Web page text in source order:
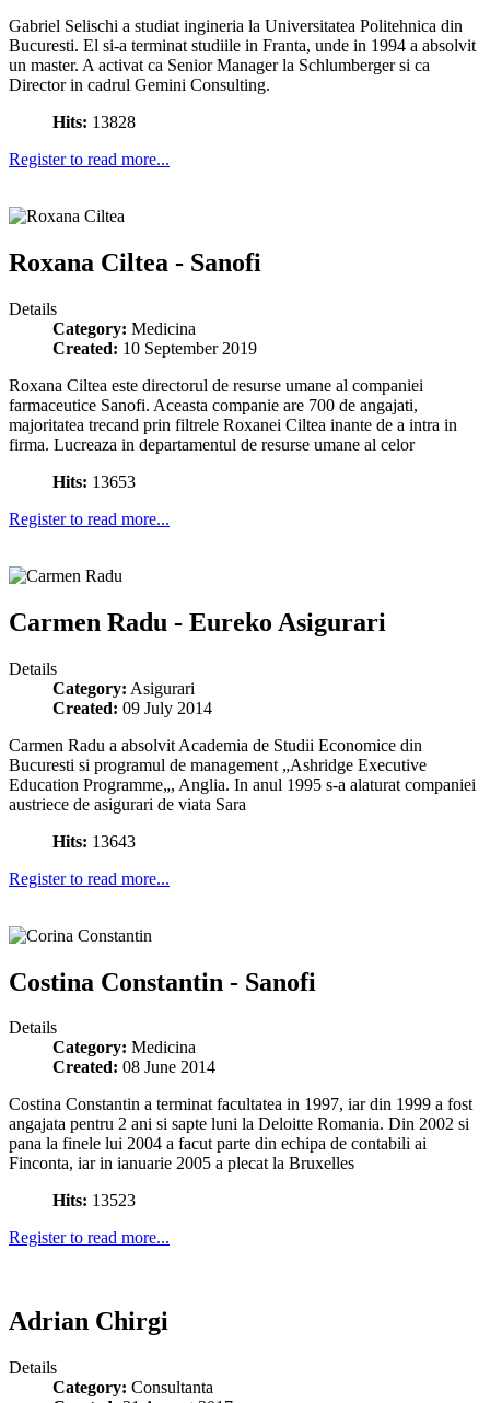
Gabriel Selischi a studiat ingineria la Universitatea Politehnica din
Bucuresti. El si-a terminat studiile in Franta, unde in 1994 a absolvit
un master. A activat ca Senior Manager la Schlumberger si ca
Director in cadrul Gemini Consulting.
Hits: 13828
Register to read more...
Roxana Ciltea - Sanofi
Details
Category: Medicina
Created: 10 September 2019
Roxana Ciltea este directorul de resurse umane al companiei
farmaceutice Sanofi. Aceasta companie are 700 de angajati,
majoritatea trecand prin filtrele Roxanei Ciltea inante de a intra in
firma. Lucreaza in departamentul de resurse umane al celor
Hits: 13653
Register to read more...
Carmen Radu - Eureko Asigurari
Details
Category: Asigurari
Created: 09 July 2014
Carmen Radu a absolvit Academia de Studii Economice din
Bucuresti si programul de management „Ashridge Executive
Education Programme„, Anglia. In anul 1995 s-a alaturat companiei
austriece de asigurari de viata Sara
Hits: 13643
Register to read more...
Costina Constantin - Sanofi
Details
Category: Medicina
Created: 08 June 2014
Costina Constantin a terminat facultatea in 1997, iar din 1999 a fost
angajata pentru 2 ani si sapte luni la Deloitte Romania. Din 2002 si
pana la finele lui 2004 a facut parte din echipa de contabili ai
Finconta, iar in ianuarie 2005 a plecat la Bruxelles
Hits: 13523
Register to read more...
Adrian Chirgi
Details
Category: Consultanta